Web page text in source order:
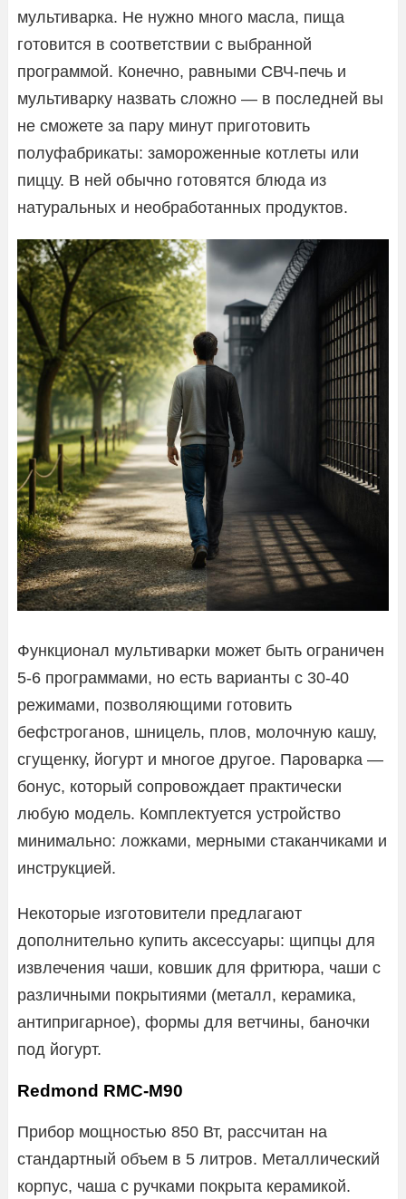
мультиварка. Не нужно много масла, пища
готовится в соответствии с выбранной
программой. Конечно, равными СВЧ-печь и
мультиварку назвать сложно — в последней вы
не сможете за пару минут приготовить
полуфабрикаты: замороженные котлеты или
пиццу. В ней обычно готовятся блюда из
натуральных и необработанных продуктов.
Функционал мультиварки может быть ограничен
5-6 программами, но есть варианты с 30-40
режимами, позволяющими готовить
бефстроганов, шницель, плов, молочную кашу,
сгущенку, йогурт и многое другое. Пароварка —
бонус, который сопровождает практически
любую модель. Комплектуется устройство
минимально: ложками, мерными стаканчиками и
инструкцией.
Некоторые изготовители предлагают
дополнительно купить аксессуары: щипцы для
извлечения чаши, ковшик для фритюра, чаши с
различными покрытиями (металл, керамика,
антипригарное), формы для ветчины, баночки
под йогурт.
Redmond RMC-M90
Прибор мощностью 850 Вт, рассчитан на
стандартный объем в 5 литров. Металлический
корпус, чаша с ручками покрыта керамикой.